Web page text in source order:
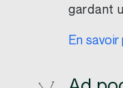
gardant
En savoir